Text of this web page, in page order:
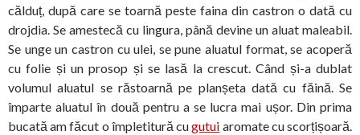
călduț, după care se toarnă peste faina din castron o dată cu
drojdia. Se amestecă cu lingura, până devine un aluat maleabil.
Se unge un castron cu ulei, se pune aluatul format, se acoperă
cu folie și un prosop și se lasă la crescut. Când și-a dublat
volumul aluatul se răstoarnă pe planșeta dată cu făină. Se
împarte aluatul în două pentru a se lucra mai ușor. Din prima
bucată am făcut o împletitură cugutui aromate cu scorțișoară.